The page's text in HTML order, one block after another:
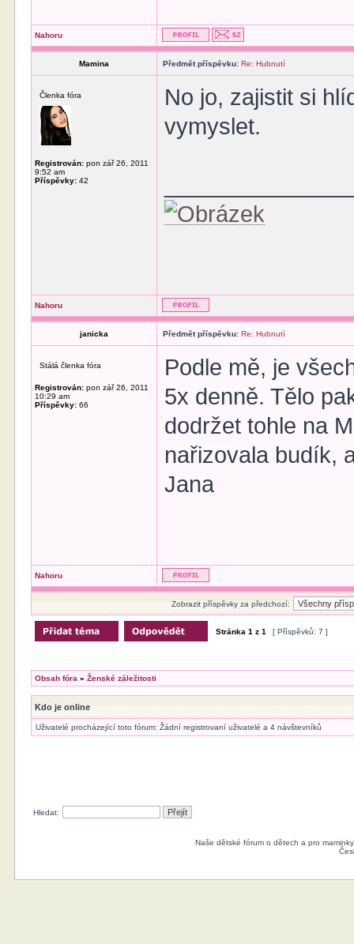
Nahoru
Mamina Předmět příspěvku: Re: Hubnutí
Členka fóra
Registrován: pon zář 26, 2011
9:52 am
Příspěvky: 42
No jo, zajistit si
vymyslet.
Nahoru
janicka Předmět příspěvku: Re: Hubnutí
Stálá členka fóra
Registrován: pon zář 26, 2011
10:29 am
Příspěvky: 66
Podle mě, je
5x denně. Tělo
dodržet tohle na
nařizovala budík,
Jana
Nahoru
Zobrazit příspěvky za předchozí:
Stránka1 z1 [ Příspěvků: 7 ]
Obsah fóra »Ženské záležitosti
Kdo je online
Uživatelé procházející toto fórum: Žádní registrovaní uživatelé a 4 návštevníků
Hledat:
Naše dětské fórum o dětech a pro